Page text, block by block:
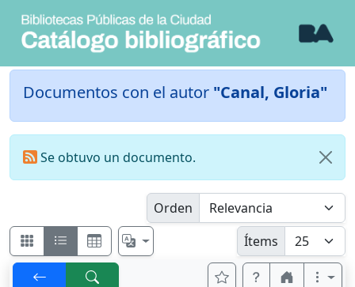
Documentos con el autor "Canal, Gloria"
Se obtuvo un documento.
Orden
Ítems